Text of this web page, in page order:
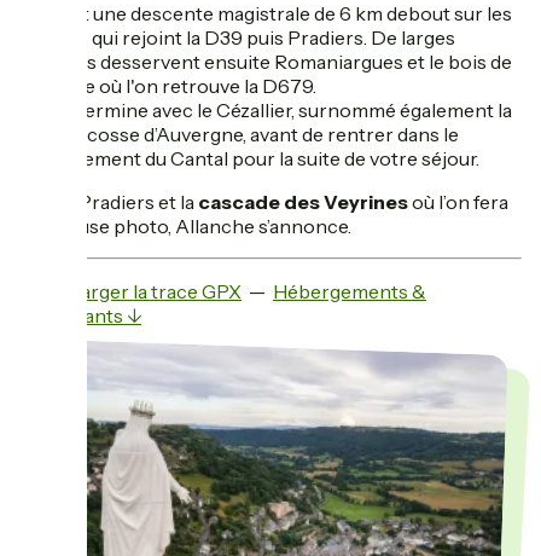
S’ensuit une descente magistrale de 6 km debout sur les
pédales qui rejoint la D39 puis Pradiers. De larges
chemins desservent ensuite Romaniargues et le bois de
la Mauve où l'on retrouve la D679.
On en termine avec le Cézallier, surnommé également la
petite écosse d’Auvergne, avant de rentrer dans le
Département du Cantal pour la suite de votre séjour.
Après Pradiers et la cascade des Veyrinesoù l’on fera
une pause photo, Allanche s’annonce.
Télécharger la trace GPX — Hébergements &
restaurants ↓